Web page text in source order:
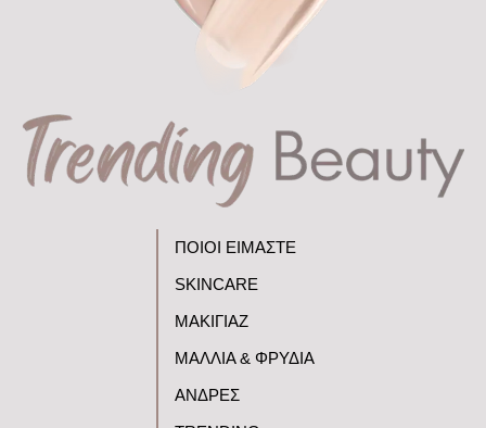
ΠΟΙΟΙ ΕΙΜΑΣΤΕ
SKINCARE
ΜΑΚΙΓΙΑΖ
ΜΑΛΛΙΑ & ΦΡΥΔΙΑ
ΑΝΔΡΕΣ